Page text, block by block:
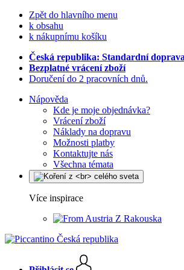
Zpět do hlavního menu
k obsahu
k nákupnímu košíku
Česká republika: Standardní
Bezplatné vrácení zboží
Doručení do 2 pracovních dnů.
Nápověda
Kde je moje objednávka?
Vrácení zboží
Náklady na dopravu
Možnosti platby
Kontaktujte nás
Všechna témata
Více inspirace
Z Rakouska